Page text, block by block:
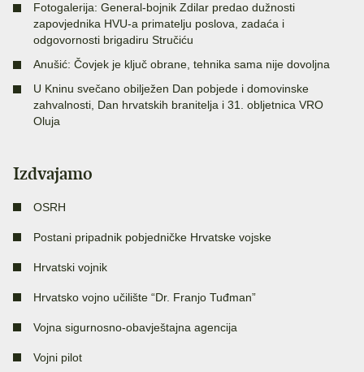
Fotogalerija: General-bojnik Zdilar predao dužnosti
zapovjednika HVU-a primatelju poslova, zadaća i
odgovornosti brigadiru Stručiću
Anušić: Čovjek je ključ obrane, tehnika sama nije dovoljna
U Kninu svečano obilježen Dan pobjede i domovinske
zahvalnosti, Dan hrvatskih branitelja i 31. obljetnica VRO
Oluja
Izdvajamo
OSRH
Postani pripadnik pobjedničke Hrvatske vojske
Hrvatski vojnik
Hrvatsko vojno učilište “Dr. Franjo Tuđman”
Vojna sigurnosno-obavještajna agencija
Vojni pilot